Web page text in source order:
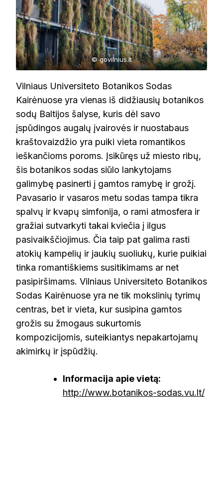
© govilnius.lt
Vilniaus Universiteto Botanikos Sodas
Kairėnuose yra vienas iš didžiausių botanikos
sodų Baltijos šalyse, kuris dėl savo
įspūdingos augalų įvairovės ir nuostabaus
kraštovaizdžio yra puiki vieta romantikos
ieškančioms poroms. Įsikūręs už miesto ribų,
šis botanikos sodas siūlo lankytojams
galimybę pasinerti į gamtos ramybę ir grožį.
Pavasario ir vasaros metu sodas tampa tikra
spalvų ir kvapų simfonija, o rami atmosfera ir
gražiai sutvarkyti takai kviečia į ilgus
pasivaikščiojimus. Čia taip pat galima rasti
atokių kampelių ir jaukių suoliukų, kurie puikiai
tinka romantiškiems susitikimams ar net
pasipiršimams. Vilniaus Universiteto Botanikos
Sodas Kairėnuose yra ne tik mokslinių tyrimų
centras, bet ir vieta, kur susipina gamtos
grožis su žmogaus sukurtomis
kompozicijomis, suteikiantys nepakartojamų
akimirkų ir įspūdžių.
Informacija apie vietą:
http://www.botanikos-sodas.vu.lt/